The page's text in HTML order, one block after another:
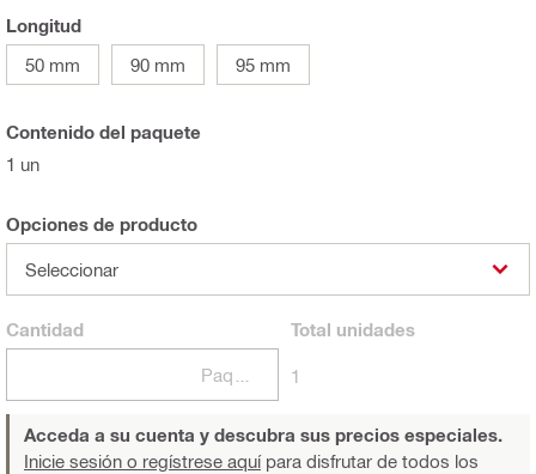
Longitud
50 mm
90 mm 95 mm
Contenido del paquete
1 un
Opciones de producto
Seleccionar
Cantidad Total unidades
1
Acceda a su cuenta y descubra sus precios especiales.
Inicie sesión o regístrese aquípara disfrutar de todos los